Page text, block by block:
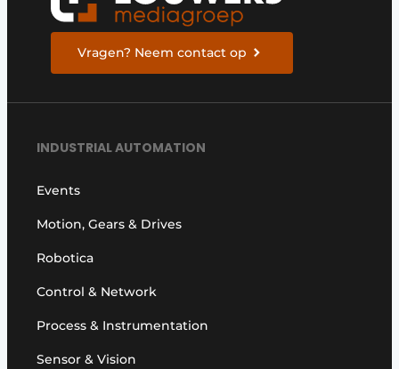
Vragen? Neem contact op
INDUSTRIAL AUTOMATION
Events
Motion, Gears & Drives
Robotica
Control & Network
Process & Instrumentation
Sensor & Vision